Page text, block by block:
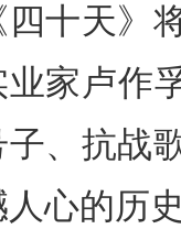
四十天》
业家卢作
子、抗战
人心的历